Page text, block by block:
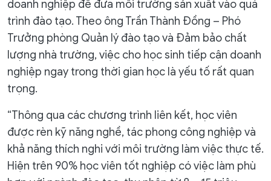
doanh nghiệp để đưa môi trường sản xuất vào quá
trình đào tạo. Theo ông Trần Thành Đồng – Phó
Trưởng phòng Quản lý đào tạo và Đảm bảo chất
lượng nhà trường, việc cho học sinh tiếp cận doanh
nghiệp ngay trong thời gian học là yếu tố rất quan
trọng.
“Thông qua các chương trình liên kết, học viên
được rèn kỹ năng nghề, tác phong công nghiệp và
khả năng thích nghi với môi trường làm việc thực tế.
Hiện trên 90% học viên tốt nghiệp có việc làm phù